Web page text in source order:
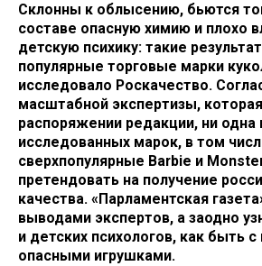
Склонны к облысению, бьются
составе опасную химию и плохо
детскую психику: такие
популярные торговые марки
исследовало Роскачество.
масштабной экспертизы,
распоряжении редакции, ни одна
исследованных марок, в том
сверхпопулярные Barbie и
претендовать на получение
качества. «Парламентская
выводами экспертов, а заодно
и детских психологов, как быть
опасными игрушками.